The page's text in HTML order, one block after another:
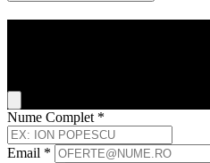
Nume Complet *
Email *